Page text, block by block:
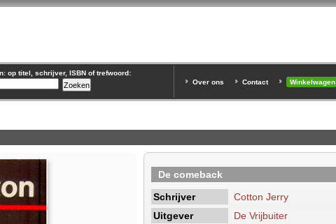
op titel, schrijver, ISBN of trefwoord:
Over ons
Contact Winkelwagen
De comeback
Schrijver
Cotton Jerry
Uitgever
De Vrijbuiter